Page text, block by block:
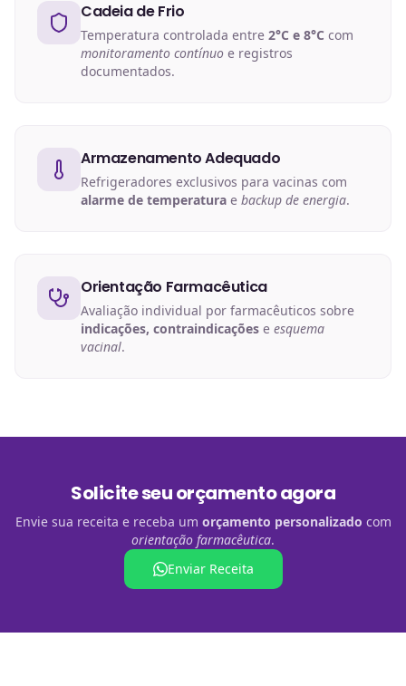
Cadeia de Frio
Temperatura controlada entre 2°C e 8°C com
monitoramento contínuo e registros
documentados.
Armazenamento Adequado
Refrigeradores exclusivos para vacinas com
alarme de temperatura e backup de energia.
Orientação Farmacêutica
Avaliação individual por farmacêuticos sobre
indicações, contraindicações e esquema
vacinal.
Solicite seu orçamento agora
Envie sua receita e receba um orçamento personalizado com
orientação farmacêutica.
Enviar Receita